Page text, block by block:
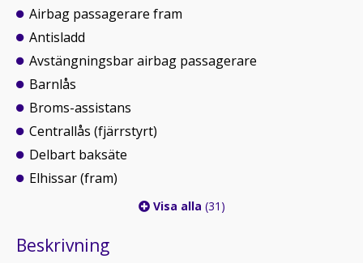
Airbag passagerare fram
Antisladd
Avstängningsbar airbag passagerare
Barnlås
Broms-assistans
Centrallås (fjärrstyrt)
Delbart baksäte
Elhissar (fram)
Visa alla (31)
Beskrivning